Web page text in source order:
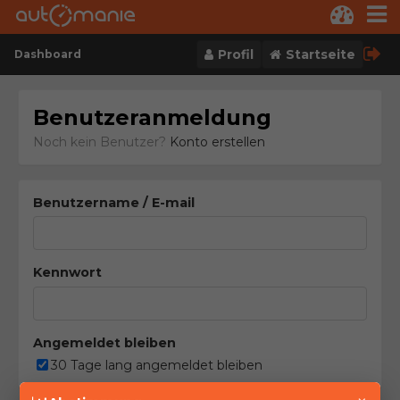
Dashboard Profil Startseite
Benutzeranmeldung
Noch kein Benutzer? Konto erstellen
Benutzername / E-mail
Kennwort
Angemeldet bleiben
30 Tage lang angemeldet bleiben